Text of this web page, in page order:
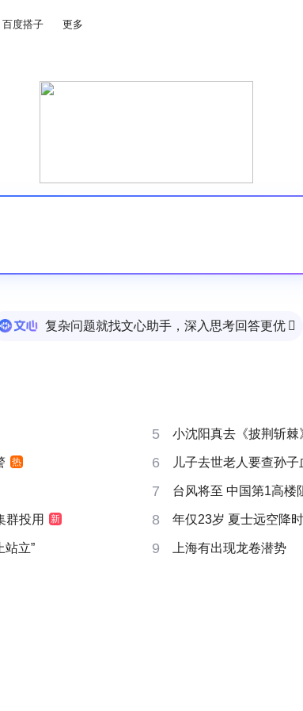
百度搭子 更多
复杂问题就找文心助手，深入思考回答更优 
5 小沈阳真去《披荆斩棘
热 6 儿子去世老人要查孙
7 台风将至 中国第1高楼阻
群投用 新 8 年仅23岁 夏士远空降
站立” 9 上海有出现龙卷潜势